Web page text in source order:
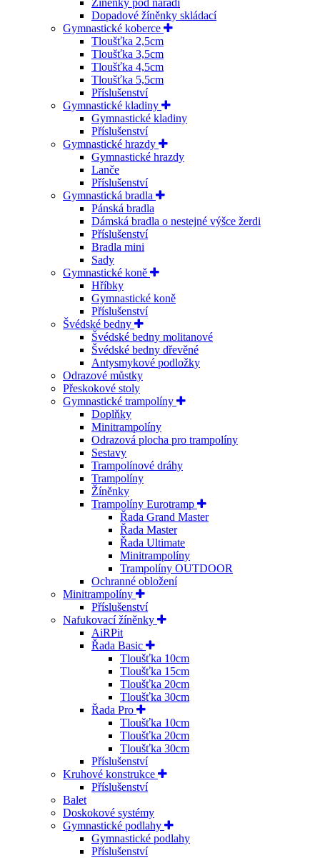
Dopadové žíněnky skládací
Gymnastické koberce
Tloušťka 2,5cm
Tloušťka 3,5cm
Tloušťka 4,5cm
Tloušťka 5,5cm
Příslušenství
Gymnastické kladiny
Gymnastické kladiny
Příslušenství
Gymnastické hrazdy
Gymnastické hrazdy
Lanče
Příslušenství
Gymnastická bradla
Pánská bradla
Dámská bradla o nestejné výšce žerdi
Příslušenství
Bradla mini
Sady
Gymnastické koně
Hříbky
Gymnastické koně
Příslušenství
Švédské bedny
Švédské bedny molitanové
Švédské bedny dřevěné
Antysmykové podložky
Odrazové můstky
Přeskokové stoly
Gymnastické trampolíny
Doplňky
Minitrampolíny
Odrazová plocha pro trampolíny
Sestavy
Trampolínové dráhy
Trampolíny
Žíněnky
Trampolíny Eurotramp
Řada Grand Master
Řada Master
Řada Ultimate
Minitrampolíny
Trampolíny OUTDOOR
Ochranné obložení
Minitrampolíny
Příslušenství
Nafukovací žíněnky
AiRPit
Řada Basic
Tloušťka 10cm
Tloušťka 15cm
Tloušťka 20cm
Tloušťka 30cm
Řada Pro
Tloušťka 10cm
Tloušťka 20cm
Tloušťka 30cm
Příslušenství
Kruhové konstrukce
Příslušenství
Balet
Doskokové systémy
Gymnastické podlahy
Gymnastické podlahy
Příslušenství